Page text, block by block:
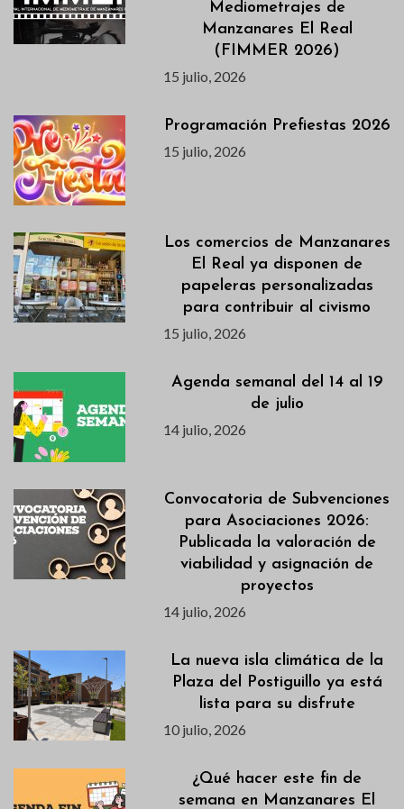
Mediometrajes de
Manzanares El Real
(FIMMER 2026)
15 julio, 2026
Programación Prefiestas 2026
15 julio, 2026
Los comercios de Manzanares
El Real ya disponen de
papeleras personalizadas
para contribuir al civismo
15 julio, 2026
Agenda semanal del 14 al 19
de julio
14 julio, 2026
Convocatoria de Subvenciones
para Asociaciones 2026:
Publicada la valoración de
viabilidad y asignación de
proyectos
14 julio, 2026
La nueva isla climática de la
Plaza del Postiguillo ya está
lista para su disfrute
10 julio, 2026
¿Qué hacer este fin de
semana en Manzanares El